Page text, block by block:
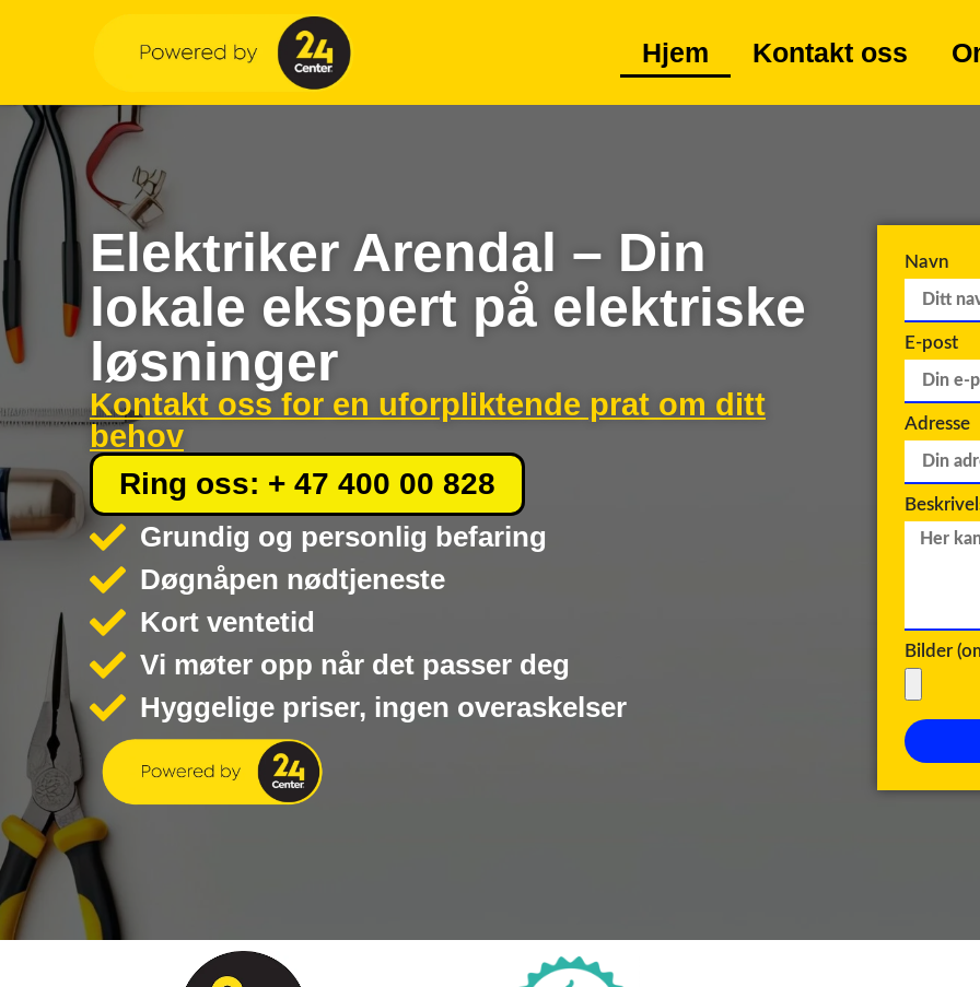
Hjem Kontakt oss
Elektriker Arendal – Din
lokale ekspert på elektriske
løsninger
Kontakt oss for en uforpliktende prat om ditt
behov
Ring oss: + 47 400 00 828
Grundig og personlig befaring
Døgnåpen nødtjeneste
Kort ventetid
Vi møter opp når det passer deg
Hyggelige priser, ingen overaskelser
Navn
E-post
Adresse
Bilder